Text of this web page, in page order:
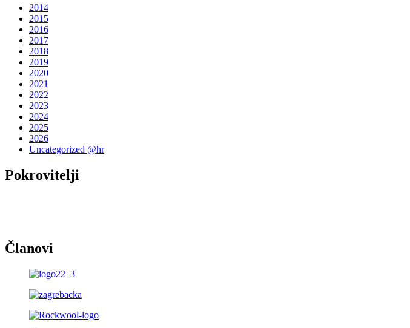
2014
2015
2016
2017
2018
2019
2020
2021
2022
2023
2024
2025
2026
Uncategorized @hr
Pokrovitelji
Članovi